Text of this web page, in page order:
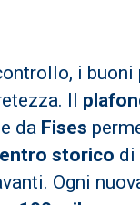
i
Il
da Fises
storico di
Ogni